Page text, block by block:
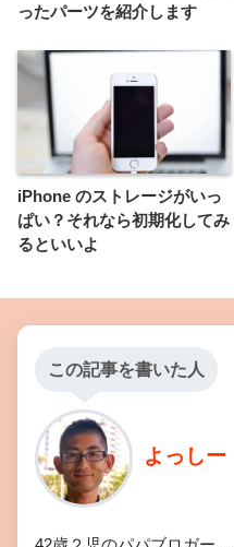
ったパーツを紹介します
iPhone のストレージがいっ
ぱい？それなら初期化してみ
るといいよ
この記事を書いた人
よっしー